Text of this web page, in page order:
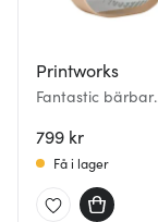
Printworks
Fantastic bärbar
pistagegrön
799 kr
Få i lager